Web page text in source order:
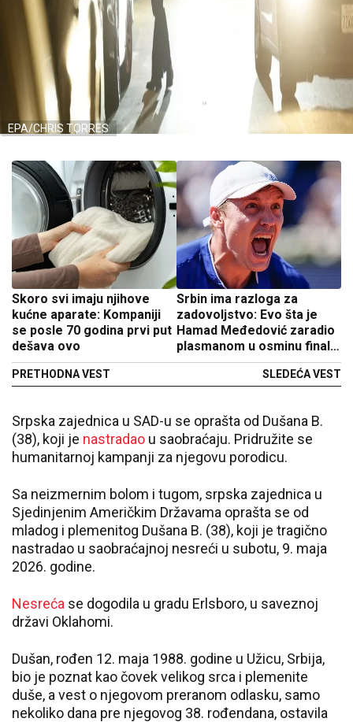
EPA/CHRIS TORRES
Skoro svi imaju njihove
kućne aparate: Kompaniji
se posle 70 godina prvi put
dešava ovo
PRETHODNA VEST
Srbin ima razloga za
zadovoljstvo: Evo šta je
Hamad Međedović zaradio
plasmanom u osminu finala
Rima
SLEDEĆA VEST
Srpska zajednica u SAD-u se oprašta od Dušana B.
(38), koji je nastradao u saobraćaju. Pridružite se
humanitarnoj kampanji za njegovu porodicu.
Sa neizmernim bolom i tugom, srpska zajednica u
Sjedinjenim Američkim Državama oprašta se od
mladog i plemenitog Dušana B. (38), koji je tragično
nastradao u saobraćajnoj nesreći u subotu, 9. maja
2026. godine.
Nesreća se dogodila u gradu Erlsboro, u saveznoj
državi Oklahomi.
Dušan, rođen 12. maja 1988. godine u Užicu, Srbija,
bio je poznat kao čovek velikog srca i plemenite
duše, a vest o njegovom preranom odlasku, samo
nekoliko dana pre njegovog 38. rođendana, ostavila